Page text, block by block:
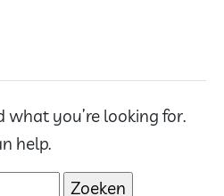
what you’re looking for.
help.